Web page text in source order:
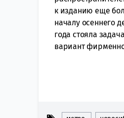
к изданию еще
началу осеннего
года стояла
вариант